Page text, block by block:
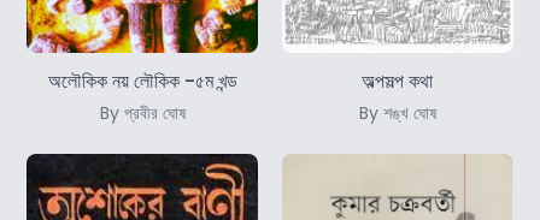
অলৌকিক নয় লৌকিক -৫ম খন্ড
By প্রবীর ঘোষ
অল্পসল্প কথা
By শঙ্খ ঘোষ